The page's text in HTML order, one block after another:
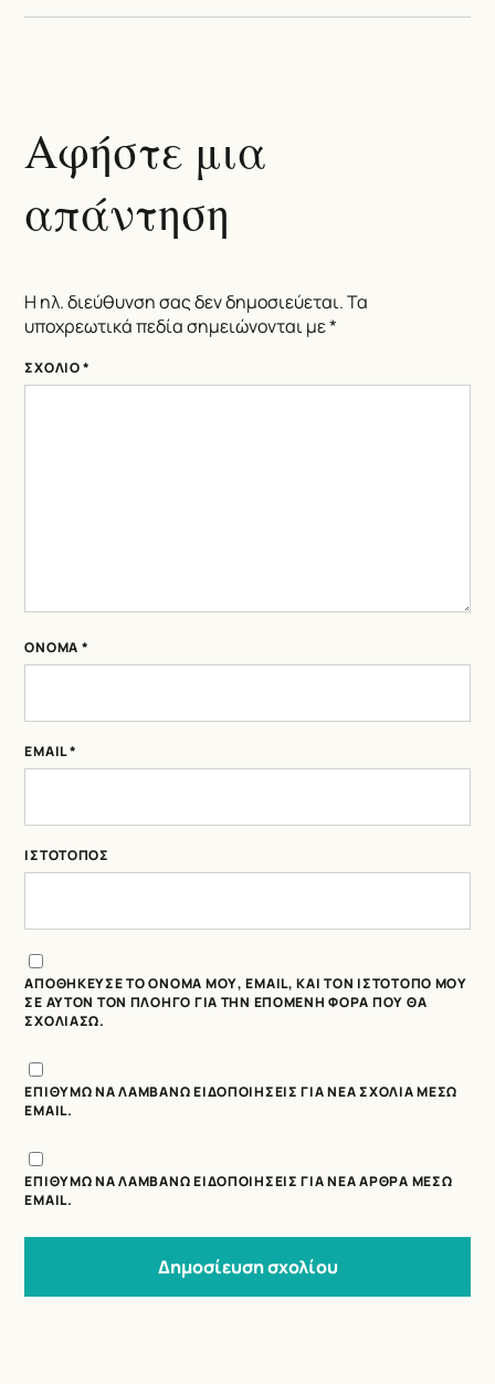
Αφήστε μια
απάντηση
Η ηλ. διεύθυνση σας δεν δημοσιεύεται.Τα
υποχρεωτικά πεδία σημειώνονται με*
ΣΧΌΛΙΟ*
ΌΝΟΜΑ *
EMAIL*
ΙΣΤΌΤΟΠΟΣ
ΑΠΟΘΉΚΕΥΣΕ ΤΟ ΌΝΟΜΆ ΜΟΥ, EMAIL, ΚΑΙ ΤΟΝ ΙΣΤΌΤΟΠΟ ΜΟΥ
ΣΕ ΑΥΤΌΝ ΤΟΝ ΠΛΟΗΓΌ ΓΙΑ ΤΗΝ ΕΠΌΜΕΝΗ ΦΟΡΆ ΠΟΥ ΘΑ
ΣΧΟΛΙΆΣΩ.
ΕΠΙΘΥΜΏ ΝΑ ΛΑΜΒΆΝΩ ΕΙΔΟΠΟΙΉΣΕΙΣ ΓΙΑ ΝΈΑ ΣΧΌΛΙΑ ΜΈΣΩ
EMAIL.
ΕΠΙΘΥΜΏ ΝΑ ΛΑΜΒΆΝΩ ΕΙΔΟΠΟΙΉΣΕΙΣ ΓΙΑ ΝΈΑ ΆΡΘΡΑ ΜΈΣΩ
EMAIL.